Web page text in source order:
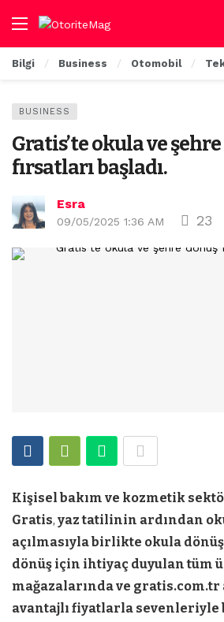
Bilgi Business Otomobil
BUSINESS
Gratis’te okula ve
fırsatları başladı.
Esra
09/05/2025 1:36 AM 23
Kişisel bakım ve kozmetik
Gratis, yaz tatilinin ardından
açılmasıyla birlikte okula dönüş
dönüş için ihtiyaç duyulan tüm
mağazalarında ve
avantajlı fiyatlarla sevenleriyle